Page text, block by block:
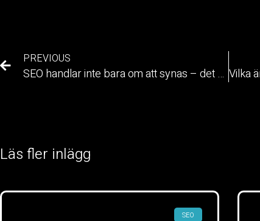
PREVIOUS
SEO handlar inte bara om att synas – det handlar om att konvertera
Läs fler inlägg
SEO